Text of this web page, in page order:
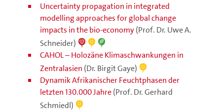
Uncertainty propagation in integrated
modelling approaches for global change
impacts in the bio-economy(Prof. Dr. Uwe A.
Schneider)
CAHOL – Holozäne Klimaschwankungen in
Zentralasien (Dr. Birgit Gaye)
Dynamik Afrikanischer Feuchtphasen der
letzten 130.000 Jahre(Prof. Dr. Gerhard
Schmiedl)